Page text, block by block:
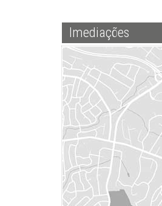
Imediações